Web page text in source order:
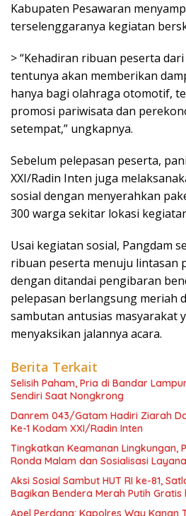
Kabupaten Pesawaran
terselenggaranya kegiatan
> “Kehadiran ribuan peserta
tentunya akan memberikan
hanya bagi olahraga otomotif,
promosi pariwisata dan
setempat,” ungkapnya.
Sebelum pelepasan peserta,
XXI/Radin Inten juga
sosial dengan menyerahkan
300 warga sekitar lokasi
Usai kegiatan sosial, Pangdam
ribuan peserta menuju lintasan
dengan ditandai pengibaran
pelepasan berlangsung meriah
sambutan antusias masyarakat
menyaksikan jalannya acara.
Berita Terkait
Selisih Paham, Pria di Bandar
Sendiri Saat Nongkrong
Danrem 043/Gatam Hadiri Ziarah
Ke-1 Kodam XXI/Radin Inten
Tingkatkan Keamanan Lingkungan,
Ronda Malam dan Sosialisasi
Aksi Sosial Sambut HUT RI ke-81,
Bagikan Bendera Merah Putih Gratis